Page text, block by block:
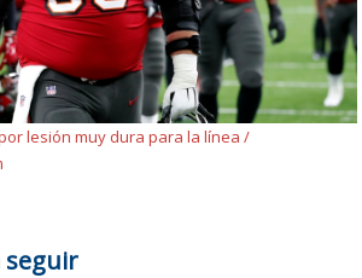
lesión muy dura para la línea /
seguir